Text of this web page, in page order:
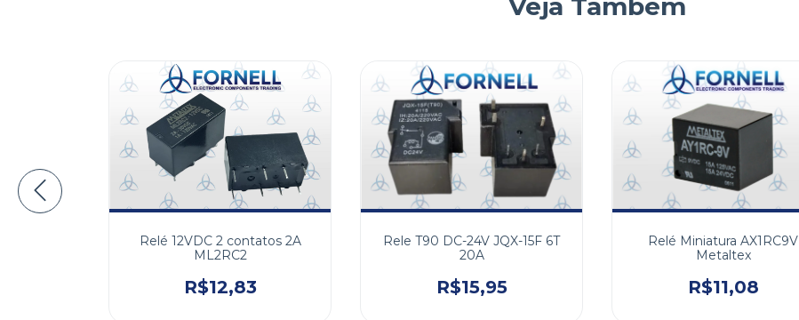
Veja Também
Relé 12VDC 2 contatos 2A
ML2RC2
R$12,83
Rele T90 DC-24V JQX-15F 6T
20A
R$15,95
Relé Miniatura AX1RC9V
Metaltex
R$11,08